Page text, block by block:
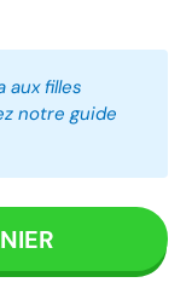
aux filles
notre guide